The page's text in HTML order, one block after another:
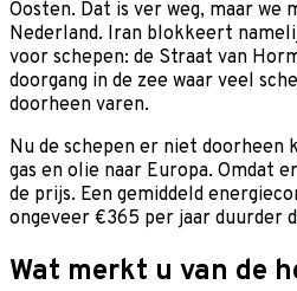
Oosten. Dat is ver weg, maar we
Nederland. Iran blokkeert
voor schepen: de Straat van
doorgang in de zee waar veel
doorheen varen.
Nu de schepen er niet doorheen
gas en olie naar Europa. Omdat
de prijs. Een gemiddeld
ongeveer €365 per jaar duurder
Wat merkt u van de